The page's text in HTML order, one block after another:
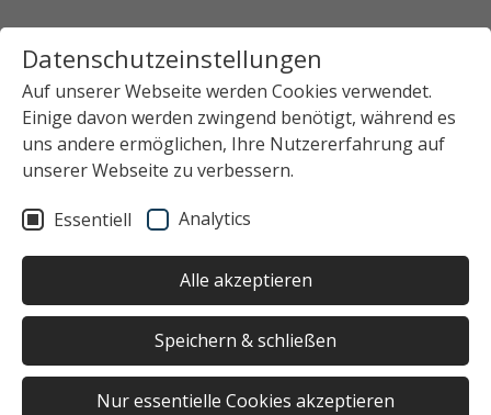
Datenschutzeinstellungen
Auf unserer Webseite werden Cookies verwendet.
Einige davon werden zwingend benötigt, während es
uns andere ermöglichen, Ihre Nutzererfahrung auf
unserer Webseite zu verbessern.
Essentiell Analytics
Alle akzeptieren
Speichern & schließen
Nur essentielle Cookies akzeptieren